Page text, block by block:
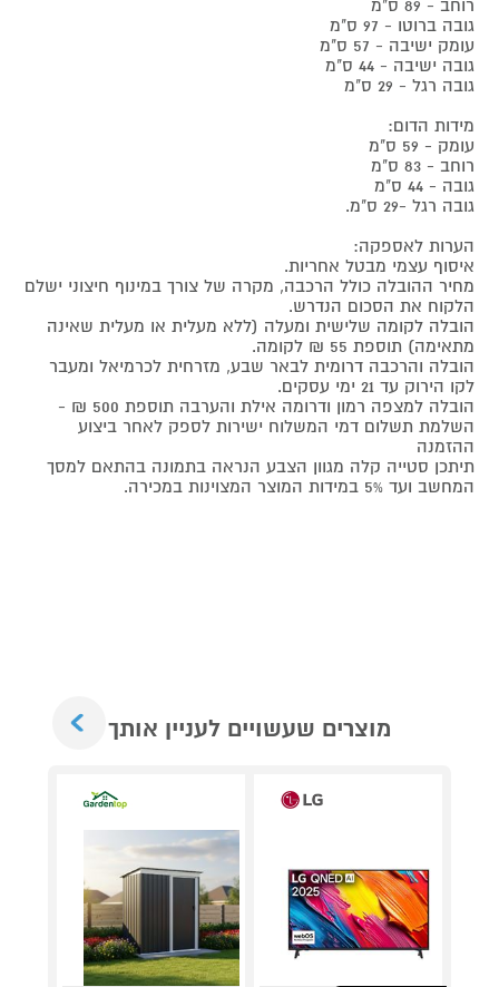
רוחב - 89 ס"מ
גובה ברוטו - 97 ס"מ
עומק ישיבה - 57 ס"מ
גובה ישיבה - 44 ס"מ
גובה רגל - 29 ס"מ
מידות הדום:
עומק - 59 ס"מ
רוחב - 83 ס"מ
גובה - 44 ס"מ
גובה רגל -29 ס"מ.
הערות לאספקה:
איסוף עצמי מבטל אחריות.
מחיר ההובלה כולל הרכבה, מקרה של צורך במינוף חיצוני ישלם
הלקוח את הסכום הנדרש.
הובלה לקומה שלישית ומעלה (ללא מעלית או מעלית שאינה
מתאימה) תוספת 55 ₪ לקומה.
הובלה והרכבה דרומית לבאר שבע, מזרחית לכרמיאל ומעבר
לקו הירוק עד 21 ימי עסקים.
הובלה למצפה רמון ודרומה אילת והערבה תוספת 500 ₪ -
השלמת תשלום דמי המשלוח ישירות לספק לאחר ביצוע
ההזמנה
תיתכן סטייה קלה מגוון הצבע הנראה בתמונה בהתאם למסך
המחשב ועד 5% במידות המוצר המצוינות במכירה.
מוצרים שעשויים לעניין אותך